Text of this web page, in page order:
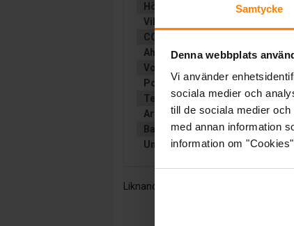
Samtycke
Denna webbplats
Vi använder
sociala medier och
till de sociala medier
med annan information
information om
Höjd (mm):
Vikt:
CCA (EN):
Ah (C20):85
Volt:
Poltyp: Konisk
Teknologi:VÄTSKEFYLLT
Artikelgrupp:START BIL
Batterityp: Start
Underhållsfritt:JA
Liknande produkter och/eller tillbehör: